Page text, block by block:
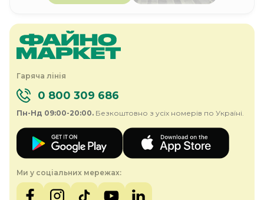
Гаряча лінія
0 800 309 686
Пн-Нд 09:00-20:00. Безкоштовно з усіх номерів по Україні.
Ми у соціальних мережах: